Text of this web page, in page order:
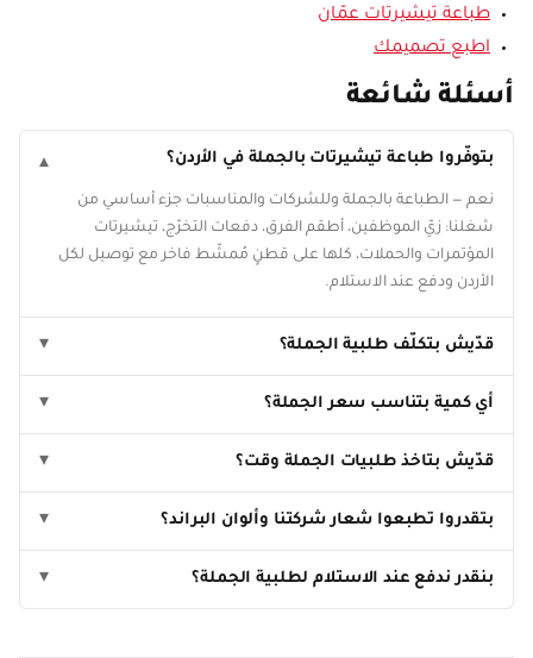
طباعة تيشيرتات عمّان
اطبع تصميمك
أسئلة شائعة
بتوفّروا طباعة تيشيرتات بالجملة في الأردن؟ ▾
نعم — الطباعة بالجملة وللشركات والمناسبات جزء أساسي من
شغلنا: زيّ الموظفين، أطقم الفرق، دفعات التخرّج، تيشيرتات
المؤتمرات والحملات، كلها على قطنٍ مُمشّط فاخر مع توصيل لكل
الأردن ودفع عند الاستلام.
قدّيش بتكلّف طلبية الجملة؟ ▾
أي كمية بتناسب سعر الجملة؟ ▾
قدّيش بتاخذ طلبيات الجملة وقت؟ ▾
بتقدروا تطبعوا شعار شركتنا وألوان البراند؟ ▾
بنقدر ندفع عند الاستلام لطلبية الجملة؟ ▾